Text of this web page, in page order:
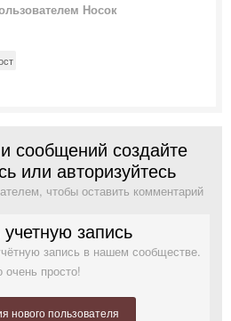
Носок
сообщений создайте
или авторизуйтесь
чтобы оставить комментарий
запись
запись в нашем сообществе.
очень просто!
нового пользователя